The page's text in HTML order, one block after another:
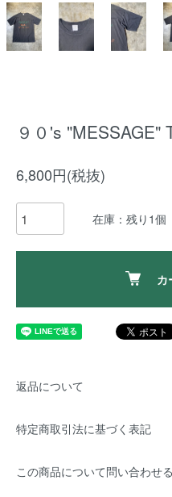
９０'s "MESSAGE"
6,800円(税抜)
在庫：残り1個
カ
返品について
特定商取引法に基づく表記
この商品について問い合わせる